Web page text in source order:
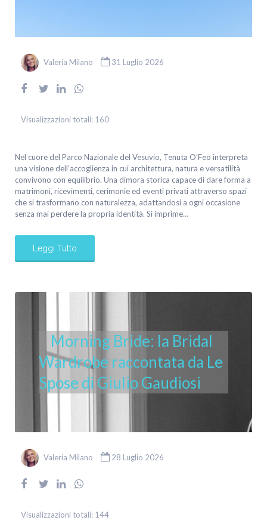
Valeria Milano 31 Luglio 2026
Visualizzazioni totali: 160
Nel cuore del Parco Nazionale del Vesuvio, Tenuta O’Feo interpreta
una visione dell’accoglienza in cui architettura, natura e versatilità
convivono con equilibrio. Una dimora storica capace di dare forma a
matrimoni, ricevimenti, cerimonie ed eventi privati attraverso spazi
che si trasformano con naturalezza, adattandosi a ogni occasione
senza mai perdere la propria identità. Si imprime…
Leggi Tutto
Morning Bride: la Bridal
Wardrobe raccontata da Le
Spose di Giulio Gaudiosi
Valeria Milano 28 Luglio 2026
Visualizzazioni totali: 144